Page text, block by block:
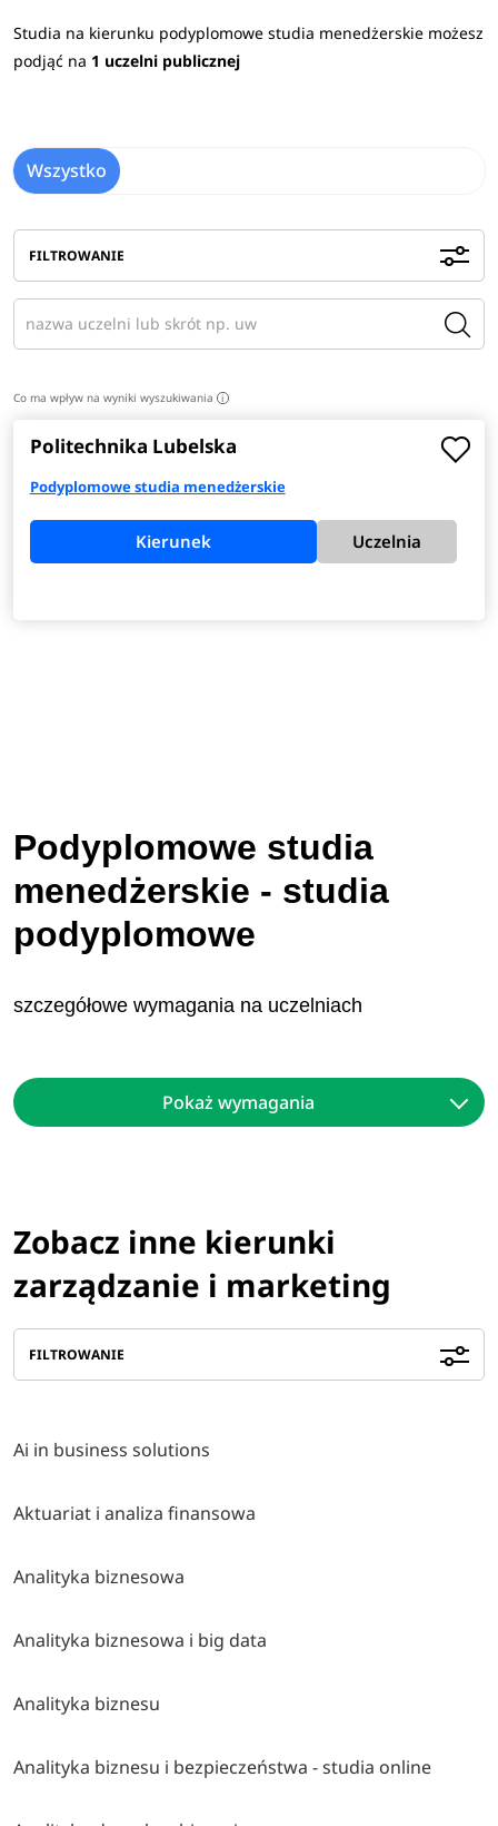
Studia na kierunku podyplomowe studia menedżerskie możesz
podjąć na 1 uczelni publicznej
Wszystko
FILTROWANIE
Co ma wpływ na wyniki wyszukiwania i
Politechnika Lubelska
Podyplomowe studia menedżerskie
Kierunek Uczelnia
Podyplomowe studia
menedżerskie - studia
podyplomowe
szczegółowe wymagania na uczelniach
Pokaż wymagania
Zobacz inne kierunki
zarządzanie i marketing
FILTROWANIE
Ai in business solutions
Aktuariat i analiza finansowa
Analityka biznesowa
Analityka biznesowa i big data
Analityka biznesu
Analityka biznesu i bezpieczeństwa - studia online